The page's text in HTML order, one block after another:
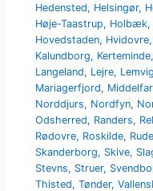
Hedensted, Helsingør,
Høje-Taastrup, Holbæk,
Hovedstaden, Hvidovre,
Kalundborg, Kerteminde,
Langeland, Lejre, Lemvig
Mariagerfjord,
Norddjurs, Nordfyn,
Odsherred, Randers,
Rødovre, Roskilde,
Skanderborg, Skive,
Stevns, Struer,
Thisted,Tønder,